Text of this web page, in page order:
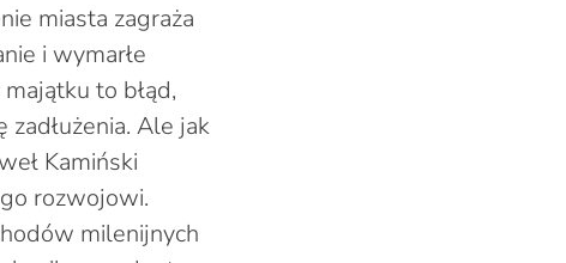
miasta zagraża
i wymarłe
to błąd,
Ale jak
Kamiński
rozwojowi.
milenijnych